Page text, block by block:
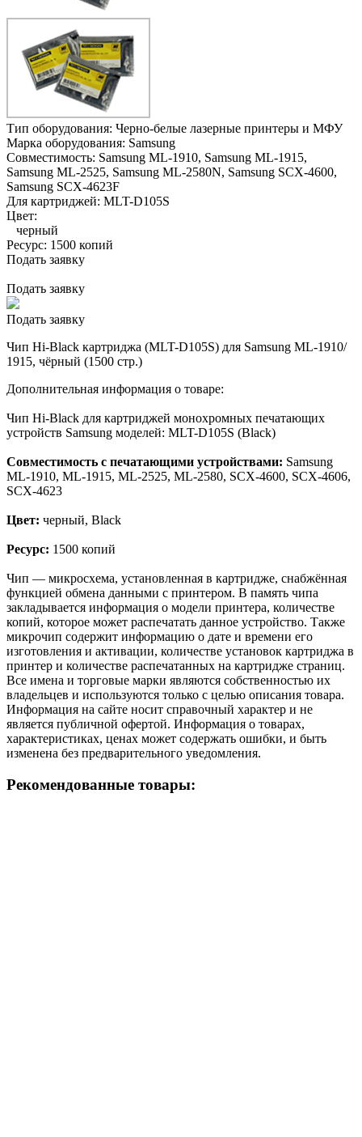
Тип оборудования: Черно-белые лазерные принтеры и МФУ
Марка оборудования: Samsung
Совместимость: Samsung ML-1910, Samsung ML-1915,
Samsung ML-2525, Samsung ML-2580N, Samsung SCX-4600,
Samsung SCX-4623F
Для картриджей: MLT-D105S
Цвет:
черный
Ресурс: 1500 копий
Подать заявку
Подать заявку
Подать заявку
Чип Hi-Black картриджа (MLT-D105S) для Samsung ML-1910/
1915, чёрный (1500 стр.)
Дополнительная информация о товаре:
Чип Hi-Black для картриджей монохромных печатающих
устройств Samsung моделей: MLT-D105S (Black)
Совместимость с печатающими устройствами: Samsung
ML-1910, ML-1915, ML-2525, ML-2580, SCX-4600, SCX-4606,
SCX-4623
Цвет: черный, Black
Ресурс: 1500 копий
Чип — микросхема, установленная в картридже, снабжённая
функцией обмена данными с принтером. В память чипа
закладывается информация о модели принтера, количестве
копий, которое может распечатать данное устройство. Также
микрочип содержит информацию о дате и времени его
изготовления и активации, количестве установок картриджа в
принтер и количестве распечатанных на картридже страниц.
Все имена и торговые марки являются собственностью их
владельцев и используются только с целью описания товара.
Информация на сайте носит справочный характер и не
является публичной офертой. Информация о товарах,
характеристиках, ценах может содержать ошибки, и быть
изменена без предварительного уведомления.
Рекомендованные товары: